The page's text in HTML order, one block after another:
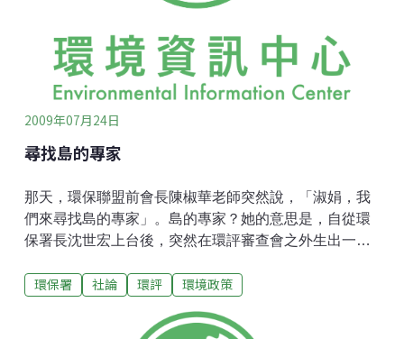
等一般項目進行污水放流後的水質推估，再與丙類水體
與特殊的重金屬，則未列入評估；連最常見且亦為放流
水管制項目的砷也沒有計算。另外，開發單位左援右引
美國1980年代公布之30種
2009年07月24日
尋找島的專家
那天，環保聯盟前會長陳椒華老師突然說，「淑娟，我
們來尋找島的專家」。島的專家？她的意思是，自從環
保署長沈世宏上台後，突然在環評審查會之外生出一個
的會議，突然在某種程度取代了環評審查的功能。而這
官方、民間都不見有人站出來挑戰，任由這種會議繼續
環保署 社論 環評 環境政策